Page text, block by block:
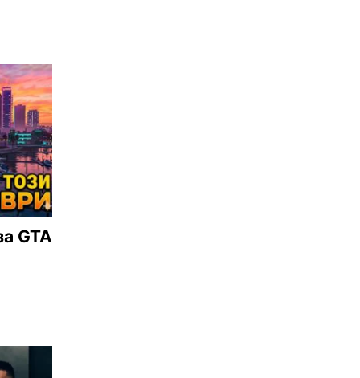
GTA